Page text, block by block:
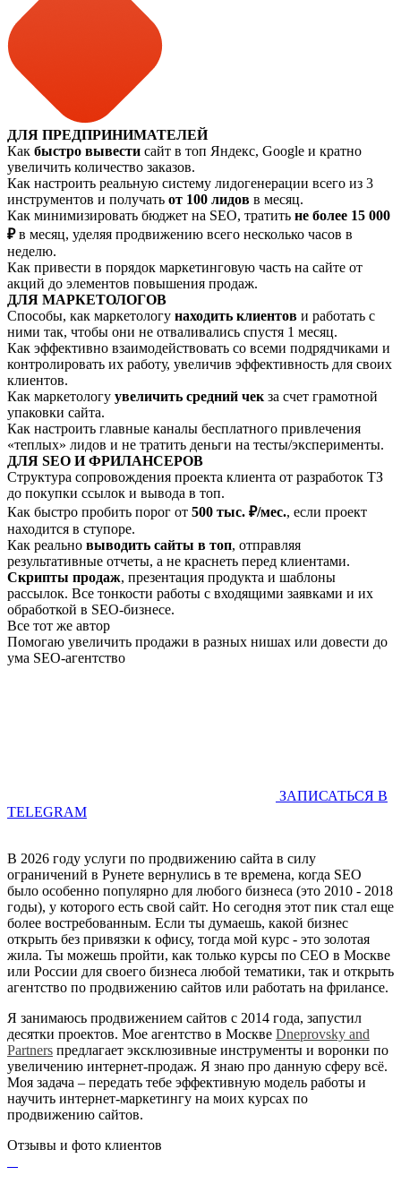
ДЛЯ ПРЕДПРИНИМАТЕЛЕЙ
Как быстро вывести сайт в топ Яндекс, Google и кратно
увеличить количество заказов.
Как настроить реальную систему лидогенерации всего из 3
инструментов и получать от 100 лидов в месяц.
Как минимизировать бюджет на SEO, тратить не более 15 000
₽в месяц, уделяя продвижению всего несколько часов в
неделю.
Как привести в порядок маркетинговую часть на сайте от
акций до элементов повышения продаж.
ДЛЯ МАРКЕТОЛОГОВ
Способы, как маркетологу находить клиентов и работать с
ними так, чтобы они не отваливались спустя 1 месяц.
Как эффективно взаимодействовать со всеми подрядчиками и
контролировать их работу, увеличив эффективность для своих
клиентов.
Как маркетологу увеличить средний чек за счет грамотной
упаковки сайта.
Как настроить главные каналы бесплатного привлечения
«теплых» лидов и не тратить деньги на тесты/эксперименты.
ДЛЯ SEO И ФРИЛАНСЕРОВ
Структура сопровождения проекта клиента от разработок ТЗ
до покупки ссылок и вывода в топ.
Как быстро пробить порог от 500 тыс. ₽/мес., если проект
находится в ступоре.
Как реально выводить сайты в топ, отправляя
результативные отчеты, а не краснеть перед клиентами.
Скрипты продаж, презентация продукта и шаблоны
рассылок. Все тонкости работы с входящими заявками и их
обработкой в SEO-бизнесе.
Все тот же автор
Помогаю увеличить продажи в разных нишах или довести до
ума SEO-агентство
ЗАПИСАТЬСЯ В
TELEGRAM
В 2026 году услуги по продвижению сайта в силу
ограничений в Рунете вернулись в те времена, когда SEO
было особенно популярно для любого бизнеса (это 2010 - 2018
годы), у которого есть свой сайт. Но сегодня этот пик стал еще
более востребованным. Если ты думаешь, какой бизнес
открыть без привязки к офису, тогда мой курс - это золотая
жила. Ты можешь пройти, как только курсы по СЕО в Москве
или России для своего бизнеса любой тематики, так и открыть
агентство по продвижению сайтов или работать на фрилансе.
Я занимаюсь продвижением сайтов с 2014 года, запустил
десятки проектов. Мое агентство в Москве Dneprovsky and
Partners предлагает эксклюзивные инструменты и воронки по
увеличению интернет-продаж. Я знаю про данную сферу всё.
Моя задача – передать тебе эффективную модель работы и
научить интернет-маркетингу на моих курсах по
продвижению сайтов.
Отзывы и фото клиентов